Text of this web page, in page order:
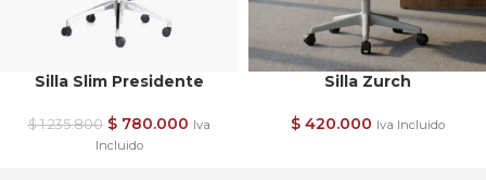
Silla Slim Presidente
$1.235.800 $780.000 Iva
Incluido
Silla Zurch
$420.000 Iva Incluido